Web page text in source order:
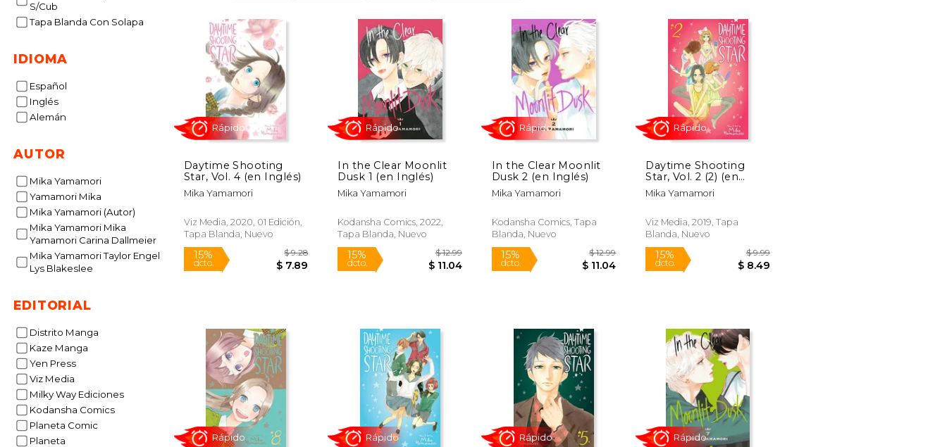
S/Cub
Tapa Blanda Con Solapa
IDIOMA
Español
Inglés
Alemán
AUTOR
Mika Yamamori
Yamamori Mika
Mika Yamamori (Autor)
Mika Yamamori Mika
Yamamori Carina Dallmeier
Mika Yamamori Taylor Engel
Lys Blakeslee
EDITORIAL
Distrito Manga
Kaze Manga
Yen Press
Viz Media
Milky Way Ediciones
Kodansha Comics
Planeta Comic
Planeta
Daytime Shooting
Star, Vol. 4 (en Inglés)
Mika Yamamori
Viz Media, 2020, 01 Edición,
Tapa Blanda, Nuevo
15%
dcto.
Rápido
In the Clear Moonlit
Dusk 1 (en Inglés)
Mika Yamamori
Kodansha Comics, 2022,
Tapa Blanda, Nuevo
15%
dcto.
Rápido
In the Clear Moonlit
Dusk 2 (en Inglés)
Mika Yamamori
Kodansha Comics, Tapa
Blanda, Nuevo
15%
dcto.
$ 12.99
$ 11.04
Daytime Shooting
Star, Vol. 2 (2) (en
Inglés)
Mika Yamamori
Viz Media, 2019, Tapa
Blanda, Nuevo
15%
dcto.